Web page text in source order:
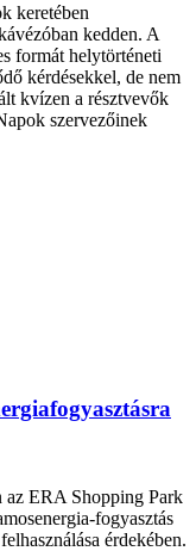
keretében
kedden. A
formát helytörténeti
kérdésekkel, de nem
kvízen a résztvevők
szervezőinek
az ERA Shopping Park
fogyasztás
érdekében.